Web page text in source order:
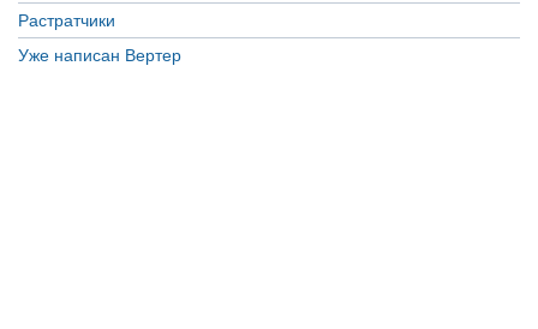
Растратчики
Уже написан Вертер